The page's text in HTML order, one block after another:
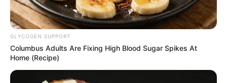
Cortesía Alcaldía de Cartagena
Cooperación internacional de Cartagena con la CAF y la
Unión Europea
Por:Andrea Melissa Ascanio De Oro
Marzo 26, 2026
GLYCOGEN SUPPORT
Columbus Adults Are Fixing High Blood Sugar Spikes At
Home (Recipe)